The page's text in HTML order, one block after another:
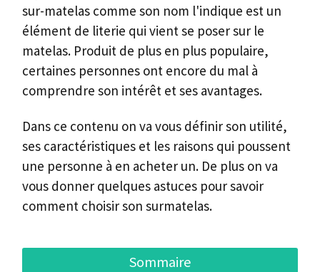
sur-matelas comme son nom l'indique est un
élément de literie qui vient se poser sur le
matelas. Produit de plus en plus populaire,
certaines personnes ont encore du mal à
comprendre son intérêt et ses avantages.
Dans ce contenu on va vous définir son utilité,
ses caractéristiques et les raisons qui poussent
une personne à en acheter un. De plus on va
vous donner quelques astuces pour savoir
comment choisir son surmatelas.
Sommaire